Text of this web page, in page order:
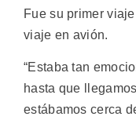
Fue su primer
viaje en avión.
“Estaba tan
hasta que
estábamos cerca